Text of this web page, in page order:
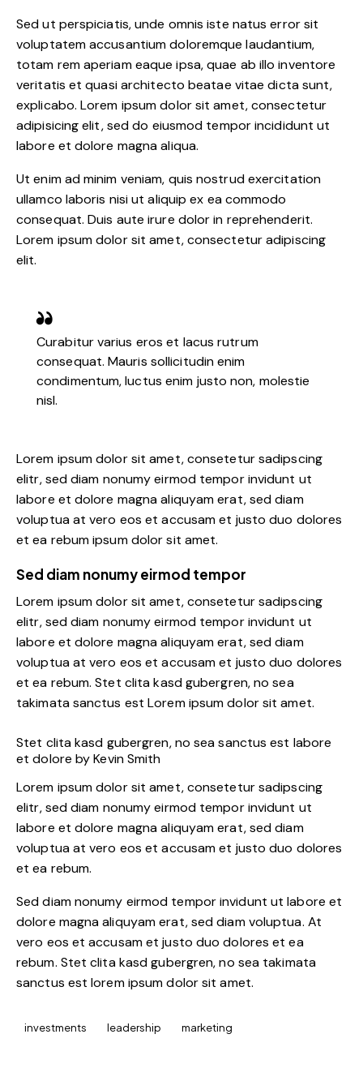
Sed ut perspiciatis, unde omnis iste natus error sit
voluptatem accusantium doloremque laudantium,
totam rem aperiam eaque ipsa, quae ab illo inventore
veritatis et quasi architecto beatae vitae dicta sunt,
explicabo. Lorem ipsum dolor sit amet, consectetur
adipisicing elit, sed do eiusmod tempor incididunt ut
labore et dolore magna aliqua.
Ut enim ad minim veniam, quis nostrud exercitation
ullamco laboris nisi ut aliquip ex ea commodo
consequat. Duis aute irure dolor in reprehenderit.
Lorem ipsum dolor sit amet, consectetur adipiscing
elit.
Curabitur varius eros et lacus rutrum
consequat. Mauris sollicitudin enim
condimentum, luctus enim justo non, molestie
nisl.
Lorem ipsum dolor sit amet, consetetur sadipscing
elitr, sed diam nonumy eirmod tempor invidunt ut
labore et dolore magna aliquyam erat, sed diam
voluptua at vero eos et accusam et justo duo dolores
et ea rebum ipsum dolor sit amet.
Sed diam nonumy eirmod tempor
Lorem ipsum dolor sit amet, consetetur sadipscing
elitr, sed diam nonumy eirmod tempor invidunt ut
labore et dolore magna aliquyam erat, sed diam
voluptua at vero eos et accusam et justo duo dolores
et ea rebum. Stet clita kasd gubergren, no sea
takimata sanctus est Lorem ipsum dolor sit amet.
Stet clita kasd gubergren, no sea sanctus est labore
et dolore byKevin Smith
Lorem ipsum dolor sit amet, consetetur sadipscing
elitr, sed diam nonumy eirmod tempor invidunt ut
labore et dolore magna aliquyam erat, sed diam
voluptua at vero eos et accusam et justo duo dolores
et ea rebum.
Sed diam nonumy eirmod tempor invidunt ut labore et
dolore magna aliquyam erat, sed diam voluptua. At
vero eos et accusam et justo duo dolores et ea
rebum. Stet clita kasd gubergren, no sea takimata
sanctus est lorem ipsum dolor sit amet.
investments leadership marketing